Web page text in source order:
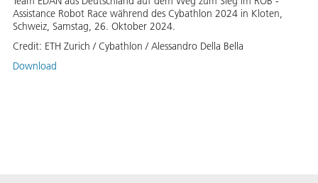
Assistance Robot Race während des Cybathlon 2024 in Kloten,
Schweiz, Samstag, 26. Oktober 2024.
Credit: ETH Zurich / Cybathlon / Alessandro Della Bella
Download